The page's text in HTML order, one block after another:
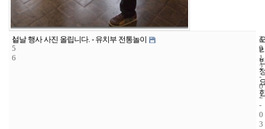
1
5
6
설날 행사 사진 올립니다. - 유치부 전통놀이
4
9
2
0
1
2
-
0
2
-
0
3